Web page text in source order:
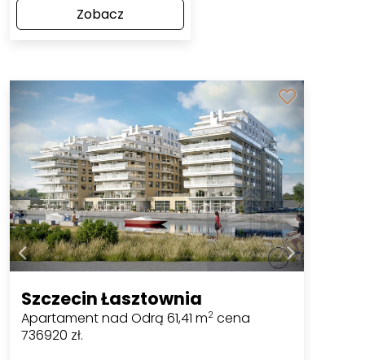
Zobacz
Szczecin Łasztownia
Apartament nad Odrą 61,41 m2 cena
736920 zł.